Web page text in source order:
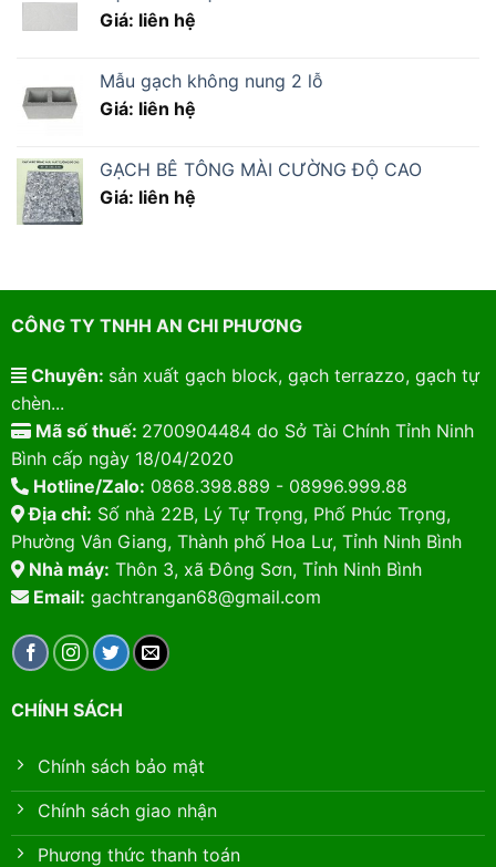
Giá: liên hệ
Mẫu gạch không nung 2 lỗ
Giá: liên hệ
GẠCH BÊ TÔNG MÀI CƯỜNG ĐỘ CAO
Giá: liên hệ
CÔNG TY TNHH AN CHI PHƯƠNG
Chuyên: sản xuất gạch block, gạch terrazzo, gạch tự
chèn...
Mã số thuế: 2700904484 do Sở Tài Chính Tỉnh Ninh
Bình cấp ngày 18/04/2020
Hotline/Zalo: 0868.398.889 - 08996.999.88
Địa chỉ: Số nhà 22B, Lý Tự Trọng, Phố Phúc Trọng,
Phường Vân Giang, Thành phố Hoa Lư, Tỉnh Ninh Bình
Nhà máy: Thôn 3, xã Đông Sơn, Tỉnh Ninh Bình
Email: gachtrangan68@gmail.com
CHÍNH SÁCH
Chính sách bảo mật
Chính sách giao nhận
Phương thức thanh toán